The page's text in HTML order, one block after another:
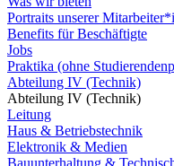
Portraits unserer
Benefits für Beschäftigte
Jobs
Praktika (ohne
Abteilung IV (Technik)
Abteilung IV (Technik)
Leitung
Haus & Betriebstechnik
Elektronik & Medien
Bauunterhaltung &